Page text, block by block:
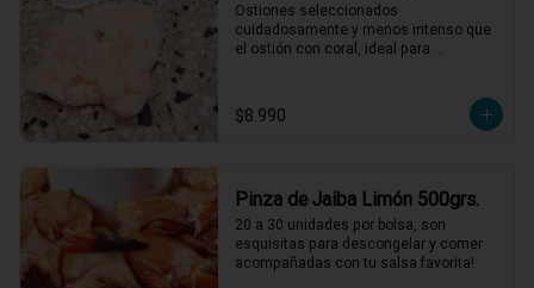
Ostiones seleccionados
cuidadosamente y menos intenso que
el ostión con coral, ideal para
$8.990
Pinza de Jaiba Limón 500grs.
20 a 30 unidades por bolsa, son
esquisitas para descongelar y comer
acompañadas con tu salsa favorita!